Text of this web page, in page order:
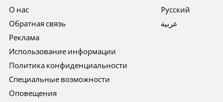
О нас
Обратная связь
Реклама
Использование информации
Политика конфиденциальности
Специальные возможности
Оповещения
Pусский
عربية